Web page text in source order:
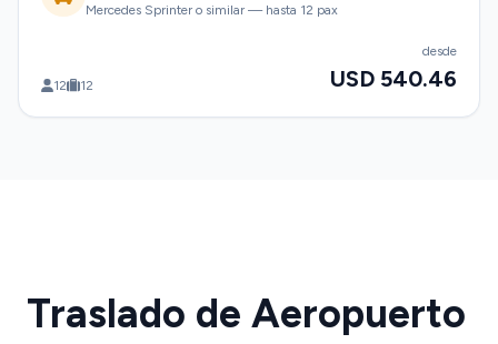
Mercedes Sprinter o similar — hasta 12 pax
12 12
desde
USD 540.46
Traslado de Aeropuerto